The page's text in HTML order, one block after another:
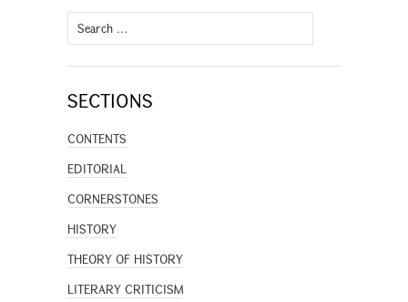
Search
for:
SECTIONS
CONTENTS
EDITORIAL
CORNERSTONES
HISTORY
THEORY OF HISTORY
LITERARY CRITICISM